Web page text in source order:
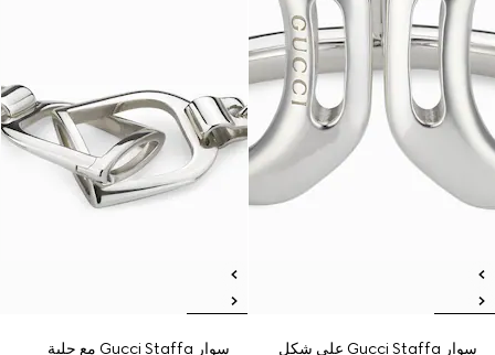
سوار Gucci Staffa على شكل
سوار Gucci Staffa مع حلية